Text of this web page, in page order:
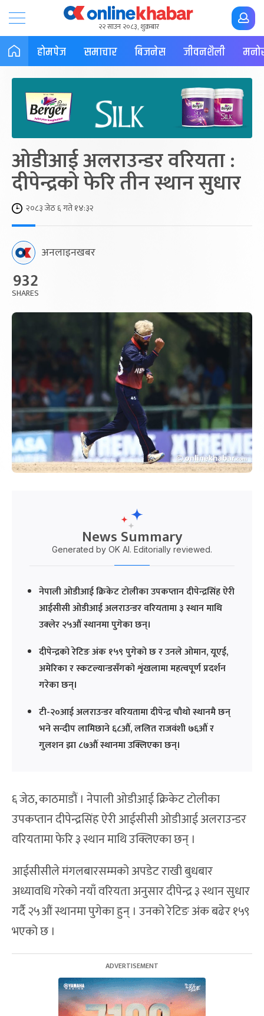
२२ साउन २०८३, शुक्रबार
होमपेज समाचार बिजनेस जीवनशैली
ओडीआई अलराउन्डर वरियता :
दीपेन्द्रको फेरि तीन स्थान सुधार
२०८३ जेठ ६ गते १४:३२
अनलाइनखबर
932
SHARES
News Summary
Generated by OK AI. Editorially reviewed.
नेपाली ओडीआई क्रिकेट टोलीका उपकप्तान दीपेन्द्रसिंह ऐरी
आईसीसी ओडीआई अलराउन्डर वरियतामा ३ स्थान माथि
उक्लेर २५औं स्थानमा पुगेका छन्।
दीपेन्द्रको रेटिङ अंक १५९ पुगेको छ र उनले ओमान, यूएई,
अमेरिका र स्कटल्यान्डसँगको शृंखलामा महत्वपूर्ण प्रदर्शन
गरेका छन्।
टी-२०आई अलराउन्डर वरियतामा दीपेन्द्र चौथो स्थानमै छन्
भने सन्दीप लामिछाने ६८औं, ललित राजवंशी ७६औं र
गुलशन झा ८७औं स्थानमा उक्लिएका छन्।
६ जेठ, काठमाडौं । नेपाली ओडीआई क्रिकेट टोलीका
उपकप्तान दीपेन्द्रसिंह ऐरी आईसीसी ओडीआई अलराउन्डर
वरियतामा फेरि ३ स्थान माथि उक्लिएका छन् ।
आईसीसीले मंगलबारसम्मको अपडेट राखी बुधबार
अध्यावधि गरेको नयाँ वरियता अनुसार दीपेन्द्र ३ स्थान सुधार
गर्दै २५औं स्थानमा पुगेका हुन् । उनको रेटिङ अंक बढेर १५९
भएको छ ।